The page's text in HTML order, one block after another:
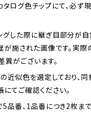
タログ色チップにて、必ず
した際に継ぎ目部分が自
が施された画像です。実
がございます。
近似色を選定しており、同
てご確認ください。
番、1品番につき2枚まで